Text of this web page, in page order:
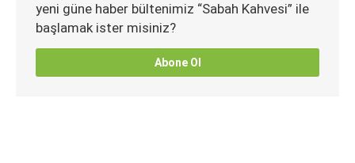
yeni güne haber bültenimiz “Sabah Kahvesi” ile
başlamak ister misiniz?
Abone Ol